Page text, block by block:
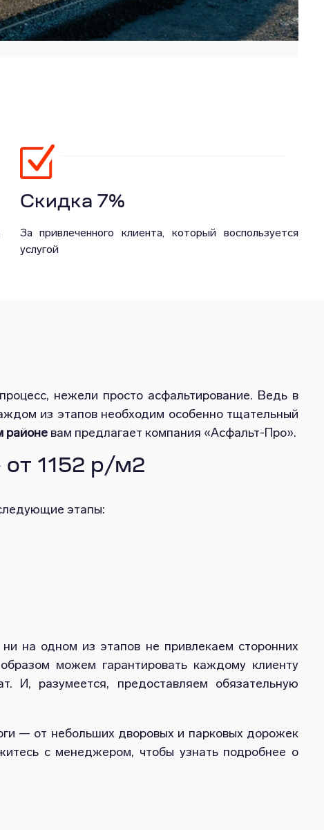
Скидка 7%
За привлеченного клиента, который воспользуется
услугой
нежели просто асфальтирование. Ведь в
из этапов необходим особенно тщательный
районе вам предлагает компания «Асфальт-Про».
1152 р/м2
этапы:
на одном из этапов не привлекаем сторонних
можем гарантировать каждому клиенту
И, разумеется, предоставляем обязательную
— от небольших дворовых и парковых дорожек
с менеджером, чтобы узнать подробнее о